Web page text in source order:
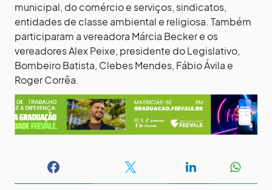
municipal, do comércio e serviços, sindicatos,
entidades de classe ambiental e religiosa. Também
participaram a vereadora Márcia Becker e os
vereadores Alex Peixe, presidente do Legislativo,
Bombeiro Batista, Clebes Mendes, Fábio Ávila e
Roger Corrêa.